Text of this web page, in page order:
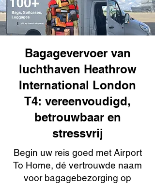
Bagagevervoer van
luchthaven Heathrow
International London
T4: vereenvoudigd,
betrouwbaar en
stressvrij
Begin uw reis goed met Airport
To Home, dé vertrouwde naam
voor bagagebezorging op